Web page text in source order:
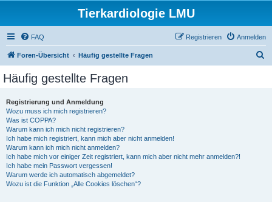
Tierkardiologie LMU
FAQ Anmelden
Registrieren
Foren-Übersicht Häufig gestellte Fragen
Häufig gestellte Fragen
Registrierung und Anmeldung
Wozu muss ich mich registrieren?
Was ist COPPA?
Warum kann ich mich nicht registrieren?
Ich habe mich registriert, kann mich aber nicht anmelden!
Warum kann ich mich nicht anmelden?
Ich habe mich vor einiger Zeit registriert, kann mich aber nicht mehr anmelden?!
Ich habe mein Passwort vergessen!
Warum werde ich automatisch abgemeldet?
Wozu ist die Funktion „Alle Cookies löschen“?